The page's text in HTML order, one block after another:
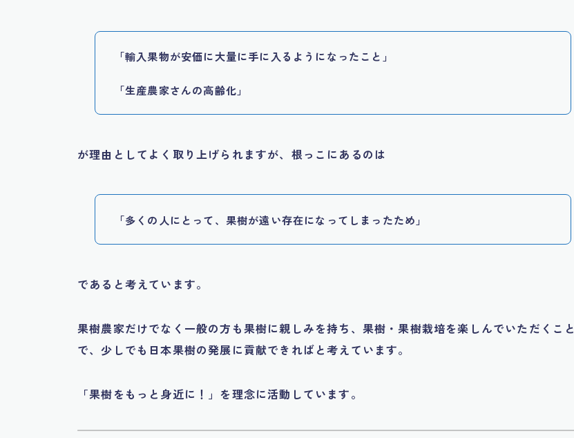
「輸入果物が安価に大量に手に入るようになったこと」
「生産農家さんの高齢化」
が理由としてよく取り上げられますが、根っこにあるのは
「多くの人にとって、果樹が遠い存在になってしまったため」
であると考えています。
果樹農家だけでなく一般の方も果樹に親しみを持ち、果樹・果樹栽培を楽しんでいただくこと
で、少しでも日本果樹の発展に貢献できればと考えています。
「果樹をもっと身近に！」を理念に活動しています。